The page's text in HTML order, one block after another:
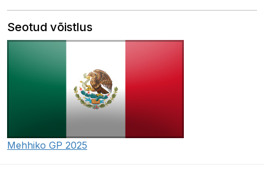
Seotud võistlus
Mehhiko GP 2025